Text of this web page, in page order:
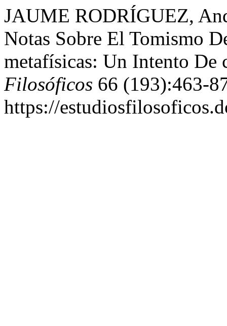
JAUME RODRÍGUEZ,
Notas Sobre El Tomismo
metafísicas: Un Intento
Filosóficos 66 (193):463-
https://